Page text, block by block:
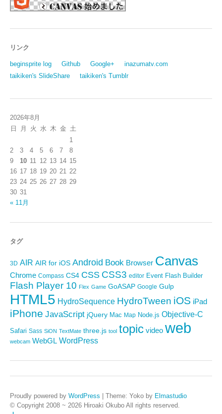
リンク
beginsprite log Github Google+
inazumatv.com
taikiken's SlideShare
taikiken's Tumblr
2026年8月
日
月 火 水 木 金 土
1
2
3 4 5 6 7
8
9
10 11 12 13 14 15
16 17 18 19 20 21 22
23 24 25 26 27 28 29
30 31
« 11月
タグ
3D AIR AIR for iOS Android Book Browser Canvas
Chrome Compass CS4 CSS CSS3 editor Event Flash Builder
Flash Player 10 Flex Game GoASAP Google Gulp
HTML5 HydroSequence HydroTween iOS iPad
iPhone JavaScript jQuery Mac Map Node.js Objective-C
Safari Sass SiON TextMate three.js tool topic video web
webcam WebGL WordPress
Proudly powered by WordPress | Theme: Yoko by Elmastudio
© Copyright 2008 ~ 2026 Hiroaki Okubo All rights reserved.